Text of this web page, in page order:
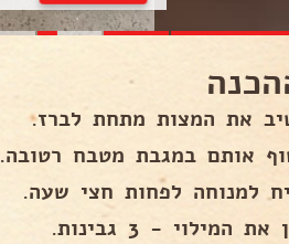
את המצות מתחת לברז.
אותם במגבת מטבח רטובה.
למנוחה לפחות חצי שעה.
המילוי - 3 גבינות.